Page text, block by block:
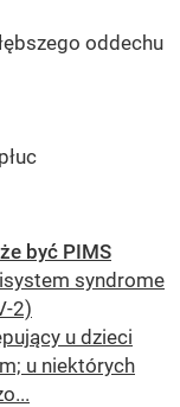
oddechu
być PIMS
syndrome
2)
u dzieci
u niektórych